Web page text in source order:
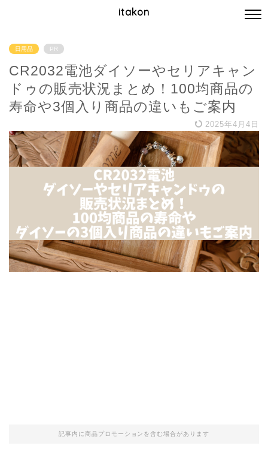
itakon
日用品 PR
CR2032電池ダイソーやセリアキャン
ドゥの販売状況まとめ！100均商品の
寿命や3個入り商品の違いもご案内
2025年4月4日
記事内に商品プロモーションを含む場合があります